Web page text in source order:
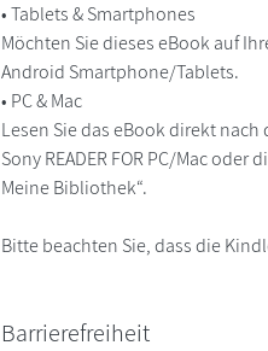
• Tablets & Smartphones
Möchten Sie dieses eBook auf
Android Smartphone/Tablets.
• PC & Mac
Lesen Sie das eBook direkt
Sony READER FOR PC/Mac
Meine Bibliothek“.
Bitte beachten Sie, dass die
Barrierefreiheit